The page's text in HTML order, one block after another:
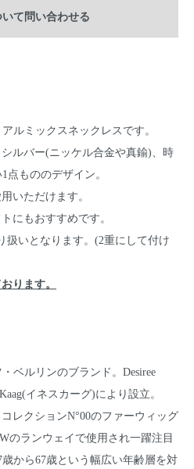
て問い合わせる
ルミックスネックレスです。
ルバー(ニッケル合金や真鍮)、時
点もののデザイン。
いただけます。
にもおすすめです。
いとなります。(2重にして付け
ります。
ベルリンのブランド。Desiree
イネスカーグ)により設立。
レクションN°00のファーウィッグ
のランウェイで使用され一躍注目
から67歳という幅広い年齢層を対